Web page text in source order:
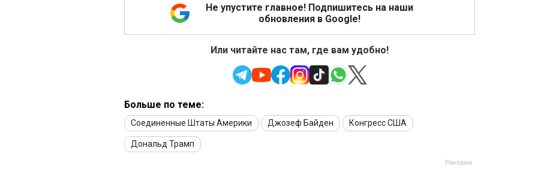
Не упустите главное! Подпишитесь на наши
обновления в Google!
Или читайте нас там, где вам удобно!
Больше по теме:
Соединенные Штаты Америки Джозеф Байден Конгресс США
Дональд Трамп